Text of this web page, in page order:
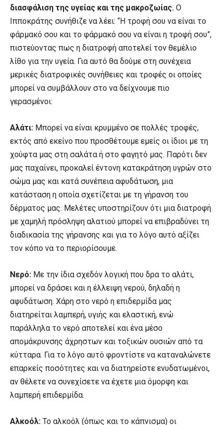
διασφάλιση της υγείας και της μακροζωίας. Ο
Ιπποκράτης συνήθιζε να λέει: “Η τροφή σου να είναι το
φάρμακό σου και το φάρμακό σου να είναι η τροφή σου”,
πιστεύοντας πως η διατροφή αποτελεί τον θεμέλιο
λίθο για την υγεία. Για αυτό θα δούμε στη συνέχεια
μερικές διατροφικές συνήθειες και τροφές οι οποίες
μπορεί να συμβάλλουν στο να δείχνουμε πιο
γερασμένοι:
Αλάτι: Μπορεί να είναι κρυμμένο σε πολλές τροφές,
εκτός από εκείνο που προσθέτουμε εμείς οι ίδιοι με τη
χούφτα μας στη σαλάτα ή στο φαγητό μας. Παρότι δεν
μας παχαίνει, προκαλεί έντονη κατακράτηση υγρών στο
σώμα μας και κατά συνέπεια αφυδάτωση, μια
κατάσταση η οποία σχετίζεται με τη γήρανση του
δέρματος μας. Μελέτες υποστηρίζουν ότι μια διατροφή
με χαμηλή πρόσληψη αλατιού μπορεί να επιβραδύνει τη
διαδικασία της γήρανσης και για το λόγο αυτό αξίζει
τον κόπο να το περιορίσουμε.
Νερό: Με την ίδια σχεδόν λογική που δρα το αλάτι,
μπορεί να δράσει και η έλλειψη νερού, δηλαδή η
αφυδάτωση. Χάρη στο νερό η επιδερμίδα μας
διατηρείται λαμπερή, υγιής και ελαστική, ενώ
παράλληλα το νερό αποτελεί και ένα μέσο
απομάκρυνσης άχρηστων και τοξικών ουσιών από τα
κύτταρα. Για το λόγο αυτό φροντίστε να καταναλώνετε
επαρκείς ποσότητες και να διατηρείστε ενυδατωμένοι,
αν θέλετε να συνεχίσετε να έχετε μια όμορφη και
λαμπερή επιδερμίδα.
Αλκοόλ: Το αλκοόλ (όπως και το κάπνισμα) οι